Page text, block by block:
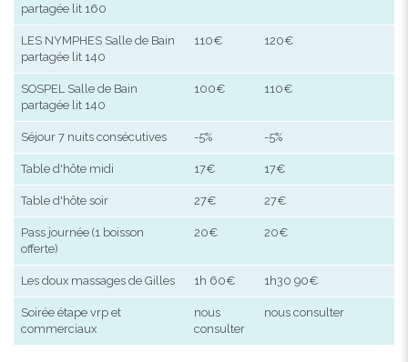
partagée lit 160
LES NYMPHES Salle de Bain
partagée lit 140
110€ 120€
SOSPEL Salle de Bain
partagée lit 140
100€ 110€
Séjour 7 nuits consécutives -5% -5%
Table d'hôte midi 17€ 17€
Table d'hôte soir 27€ 27€
Pass journée (1 boisson
offerte)
20€ 20€
Les doux massages de Gilles 1h 60€ 1h30 90€
Soirée étape vrp et
commerciaux
nous
consulter
nous consulter